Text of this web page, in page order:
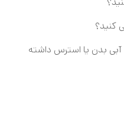
کنید؟
آبی بدن یا استرس داشته